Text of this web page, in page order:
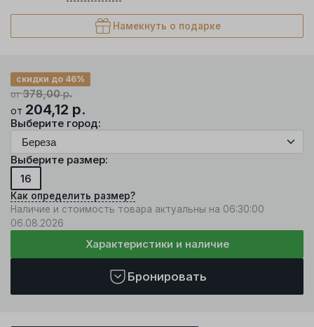
Намекнуть о подарке
от378,00р.
скидки до 46%
от 204,12 р.
Выберите город:
Выберите размер:
16
Как определить размер?
Наличие и стоимость товара актуальны на 06:30:00
06.08.2026
Характеристики и наличие
Бронировать